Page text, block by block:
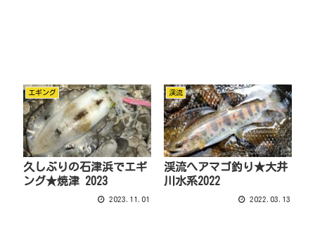
エギング
久しぶりの石津浜でエギ
ング★焼津 2023
2023.11.01
渓流
渓流へアマゴ釣り★大井
川水系2022
2022.03.13